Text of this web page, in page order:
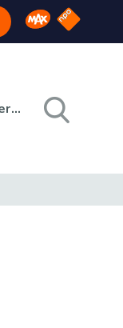
Omroep MAX
NPO
Registreren